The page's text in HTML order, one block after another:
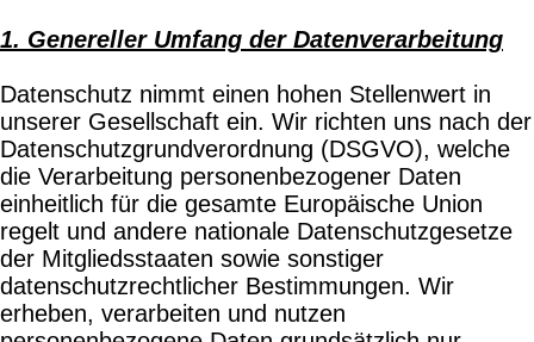
1. Genereller Umfang der Datenverarbeitung
Datenschutz nimmt einen hohen Stellenwert in
unserer Gesellschaft ein. Wir richten uns nach der
Datenschutzgrundverordnung (DSGVO), welche
die Verarbeitung personenbezogener Daten
einheitlich für die gesamte Europäische Union
regelt und andere nationale Datenschutzgesetze
der Mitgliedsstaaten sowie sonstiger
datenschutzrechtlicher Bestimmungen. Wir
erheben, verarbeiten und nutzen